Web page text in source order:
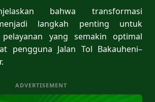
bahwa transformasi
langkah penting untuk
pelayanan yang semakin optimal
pengguna Jalan Tol Bakauheni–
ADVERTISEMENT